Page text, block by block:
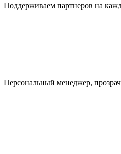
Поддерживаем партнеров на
Персональный менеджер,